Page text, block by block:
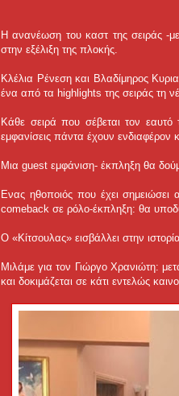
H ανανέωση του καστ της σειράς -
στην εξέλιξη της πλοκής.
Κλέλια Ρένεση και Βλαδίμηρος
ένα από τα highlights της σειράς τη
Κάθε σειρά που σέβεται τον εαυτό
εμφανίσεις πάντα έχουν ενδιαφέρον
Μια guest εμφάνιση- έκπληξη θα
Ενας ηθοποιός που έχει σημειώσει
comeback σε ρόλο-έκπληξη: θα
Ο «Κίτσουλας» εισβάλλει στην
Μιλάμε για τον Γιώργο Χρανιώτη:
και δοκιμάζεται σε κάτι εντελώς